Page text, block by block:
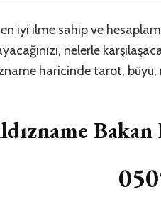
Bakan
En
iyi
Medyum
iyi ilme sahip ve
nelerle
haricinde tarot,